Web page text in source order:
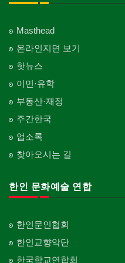
Masthead
온라인지면 보기
핫뉴스
이민·유학
부동산·재정
주간한국
업소록
찾아오시는 길
한인 문화예술 연합
한인문인협회
한인교향악단
한국학교연합회